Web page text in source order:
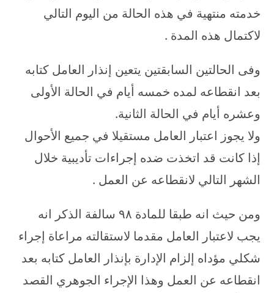
خدمته منتهية في هذه الحالة من اليوم التالي
لاكتمال هذه المدة .
وفى الحالتين السابقتين يتعين إنذار العامل كتابه
بعد انقطاعه لمده خمسه أيام في الحالة الأولى
وعشره أيام في الحالة الثانية.
ولا يجوز اعتبار العامل مستقيلا في جميع الأحوال
إذا كانت قد اتخذت ضده إجراءات تأديبية خلال
الشهر التالي لانقطاعه عن العمل .
ومن حيث انه طبقا للمادة ۹۸ سالفة الذكر انه
يجب لاعتبار العامل مقدما لاستقالته مراعاة إجراء
شكلي مؤداه إلزام الإدارة بإنذار العامل كتابه بعد
انقطاعه عن العمل وهذا الإجراء الجوهري القصد